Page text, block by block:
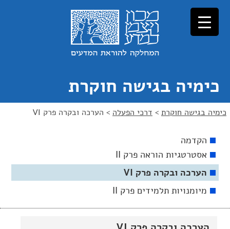
כימיה בגישה חוקרת
כימיה בגישה חוקרת > דרכי הפעלה > הערכה ובקרה פרק VI
הקדמה
אסטרטגיות הוראה פרק II
הערכה ובקרה פרק VI
מיומנויות תלמידים פרק II